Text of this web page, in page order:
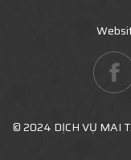
© 2024 DỊCH VỤ MAI